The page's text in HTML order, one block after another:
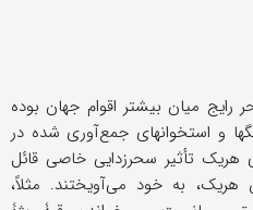
میان بیشتر اقوام جهان بوده
و استخوانهای جمع‌آوری شده در
هریک تأثیر سحرزدایی خاصی قائل
به خود می‌آویختند. مثلاً،